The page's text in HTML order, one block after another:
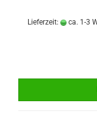
Lieferzeit: ca. 1-3